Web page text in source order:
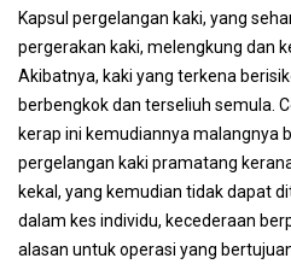
Kapsul pergelangan kaki, yang
pergerakan kaki, melengkung dan
Akibatnya, kaki yang terkena
berbengkok dan terseliuh semula.
kerap ini kemudiannya malangnya
pergelangan kaki pramatang
kekal, yang kemudian tidak dapat
dalam kes individu, kecederaan
alasan untuk operasi yang